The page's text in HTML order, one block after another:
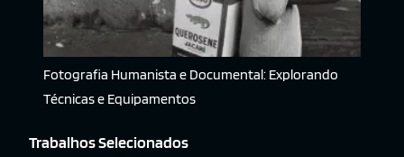
Fotografia Humanista e Documental: Explorando
Técnicas e Equipamentos
Trabalhos Selecionados